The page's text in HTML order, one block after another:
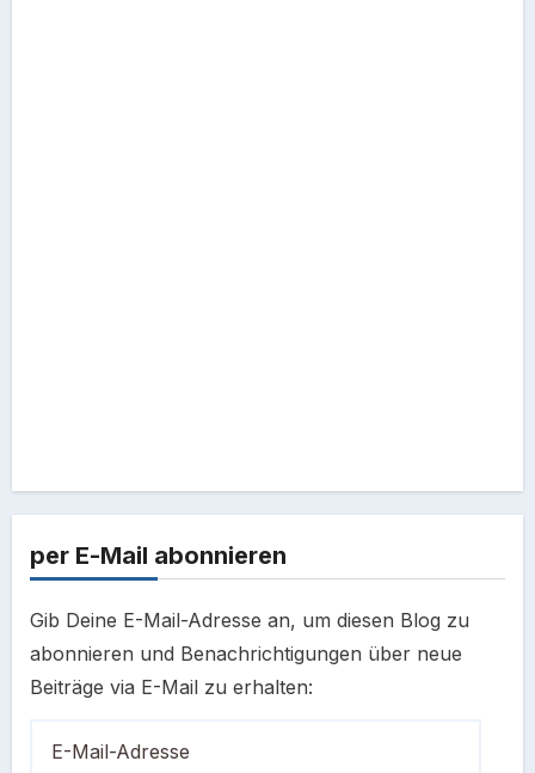
per E-Mail abonnieren
Gib Deine E-Mail-Adresse an, um diesen Blog zu
abonnieren und Benachrichtigungen über neue
Beiträge via E-Mail zu erhalten: